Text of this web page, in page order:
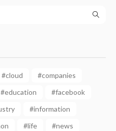
#cloud
#companies
#education
#facebook
#information
#life
#news